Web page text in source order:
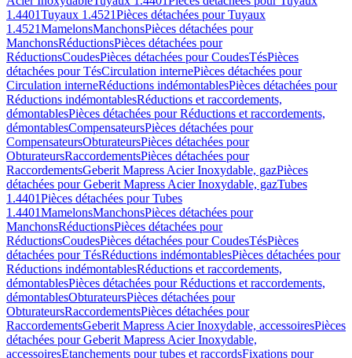
1.4401Tuyaux 1.4521Pièces détachées pour Tuyaux
1.4521MamelonsManchonsPièces détachées pour
ManchonsRéductionsPièces détachées pour
RéductionsCoudesPièces détachées pour CoudesTésPièces
détachées pour TésCirculation internePièces détachées pour
Circulation interneRéductions indémontablesPièces détachées pour
Réductions indémontablesRéductions et raccordements,
démontablesPièces détachées pour Réductions et raccordements,
démontablesCompensateursPièces détachées pour
CompensateursObturateursPièces détachées pour
ObturateursRaccordementsPièces détachées pour
RaccordementsGeberit Mapress Acier Inoxydable, gazPièces
détachées pour Geberit Mapress Acier Inoxydable, gazTubes
1.4401Pièces détachées pour Tubes
1.4401MamelonsManchonsPièces détachées pour
ManchonsRéductionsPièces détachées pour
RéductionsCoudesPièces détachées pour CoudesTésPièces
détachées pour TésRéductions indémontablesPièces détachées pour
Réductions indémontablesRéductions et raccordements,
démontablesPièces détachées pour Réductions et raccordements,
démontablesObturateursPièces détachées pour
ObturateursRaccordementsPièces détachées pour
RaccordementsGeberit Mapress Acier Inoxydable, accessoiresPièces
détachées pour Geberit Mapress Acier Inoxydable,
accessoiresEtanchements pour tubes et raccordsFixations pour